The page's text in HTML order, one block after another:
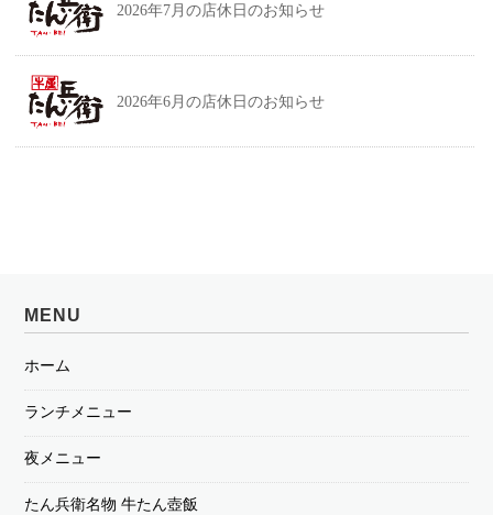
2026年7月の店休日のお知らせ
2026年6月の店休日のお知らせ
MENU
ホーム
ランチメニュー
夜メニュー
たん兵衛名物 牛たん壺飯